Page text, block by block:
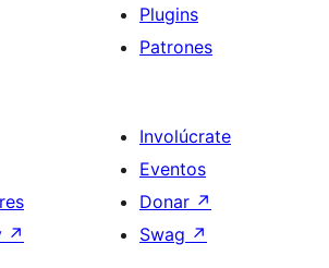
Plugins
Patrones
↗
Involúcrate
Eventos
Donar ↗
Swag ↗